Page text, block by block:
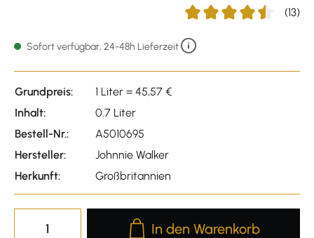
(13)
Sofort verfügbar, 24-48h Lieferzeit
Grundpreis:
1 Liter = 45,57 €
Inhalt:
0.7 Liter
Bestell-Nr.:
A5010695
Hersteller:
Johnnie Walker
Herkunft:
Großbritannien
Produkt Anzahl: Gib den
In den Warenkorb